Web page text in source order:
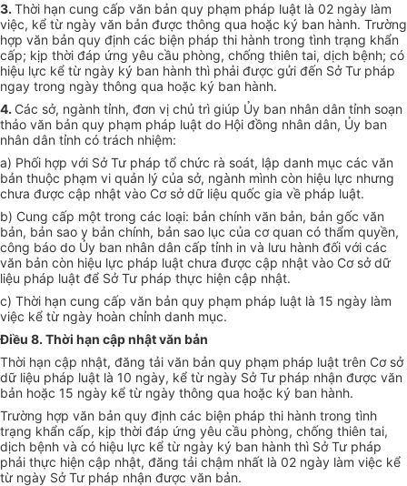
3. Thời hạn cung cấp văn bản quy phạm pháp luật là 02 ngày làm
việc, kể từ ngày văn bản được thông qua hoặc ký ban hành. Trường
hợp văn bản quy định các biện pháp thi hành trong tình trạng khẩn
cấp; kịp thời đáp ứng yêu cầu phòng, chống thiên tai, dịch bệnh; có
hiệu lực kể từ ngày ký ban hành thì phải được gửi đến Sở Tư pháp
ngay trong ngày thông qua hoặc ký ban hành.
4. Các sở, ngành tỉnh, đơn vị chủ trì giúp Ủy ban nhân dân tỉnh soạn
thảo văn bản quy phạm pháp luật do Hội đồng nhân dân, Ủy ban
nhân dân tỉnh có trách nhiệm:
a) Phối hợp với Sở Tư pháp tổ chức rà soát, lập danh mục các văn
bản thuộc phạm vi quản lý của sở, ngành mình còn hiệu lực nhưng
chưa được cập nhật vào Cơ sở dữ liệu quốc gia về pháp luật.
b) Cung cấp một trong các loại: bản chính văn bản, bản gốc văn
bản, bản sao y bản chính, bản sao lục của cơ quan có thẩm quyền,
công báo do Ủy ban nhân dân cấp tỉnh in và lưu hành đối với các
văn bản còn hiệu lực pháp luật chưa được cập nhật vào Cơ sở dữ
liệu pháp luật để Sở Tư pháp thực hiện cập nhật.
c) Thời hạn cung cấp văn bản quy phạm pháp luật là 15 ngày làm
việc kể từ ngày hoàn chỉnh danh mục.
Điều 8. Thời hạn cập nhật văn bản
Thời hạn cập nhật, đăng tải văn bản quy phạm pháp luật trên Cơ sở
dữ liệu pháp luật là 10 ngày, kể từ ngày Sở Tư pháp nhận được văn
bản hoặc 15 ngày kể từ ngày thông qua hoặc ký ban hành.
Trường hợp văn bản quy định các biện pháp thi hành trong tình
trạng khẩn cấp, kịp thời đáp ứng yêu cầu phòng, chống thiên tai,
dịch bệnh và có hiệu lực kể từ ngày ký ban hành thì Sở Tư pháp
phải thực hiện cập nhật, đăng tải chậm nhất là 02 ngày làm việc kể
từ ngày Sở Tư pháp nhận được văn bản.